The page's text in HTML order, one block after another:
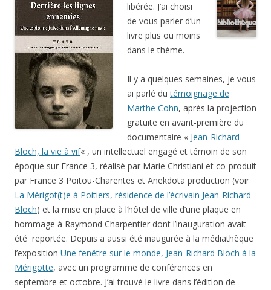
libérée. J’ai choisi
de vous parler d’un
livre plus ou moins
dans le thème.
Il y a quelques semaines, je vous
ai parlé dutémoignage de
Marthe Cohn, après la projection
gratuite en avant-première du
documentaire « Jean-Richard
Bloch, la vie à vif« , un intellectuel engagé et témoin de son
époque sur France 3, réalisé par Marie Christiani et co-produit
par France 3 Poitou-Charentes et Anekdota production (voir
La Mérigot(t)e à Poitiers, résidence de l’écrivain Jean-Richard
Bloch) et la mise en place à l’hôtel de ville d’une plaque en
hommage à Raymond Charpentier dont l’inauguration avait
été reportée. Depuis a aussi été inaugurée à la médiathèque
l’exposition Une fenêtre sur le monde, Jean-Richard Bloch à la
Mérigotte, avec un programme de conférences en
septembre et octobre. J’ai trouvé le livre dans l’édition de